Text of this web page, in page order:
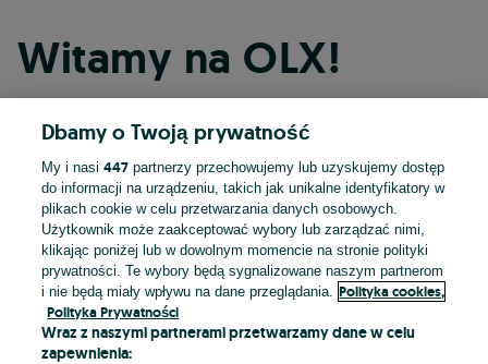
Witamy na OLX!
Kontynuuj przez Facebooka
Kontynuuj przez konto Apple
Kontynuuj przez konto Google
LUB
Dbamy o Twoją prywatność
My i nasi447 partnerzy przechowujemy lub uzyskujemy dostęp
do informacji na urządzeniu, takich jak unikalne identyfikatory w
plikach cookie w celu przetwarzania danych osobowych.
Użytkownik może zaakceptować wybory lub zarządzać nimi,
klikając poniżej lub w dowolnym momencie na stronie polityki
prywatności. Te wybory będą sygnalizowane naszym partnerom
i nie będą miały wpływu na dane przeglądania.
Polityka cookies,
Polityka Prywatności
Wraz z naszymi partnerami przetwarzamy dane w celu
zapewnienia: